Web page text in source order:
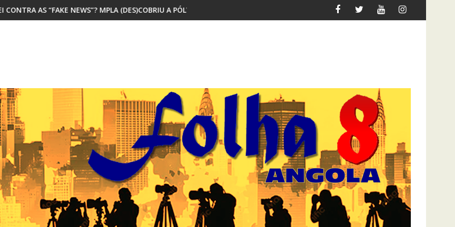
(DES)COBRIU A PÓLVORAMAIORIA DOS JOVENS AFRICANOS QUER MIGRAR ATAQUE À UNITEL AINDA AFECTA A VIDA